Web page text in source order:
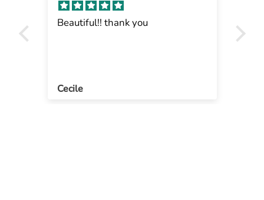
Beautiful!! thank you
Cecile